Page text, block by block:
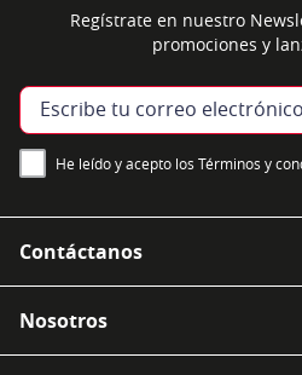
Regístrate en nuestro
promociones y
He leído y acepto los Términos y
Contáctanos
Nosotros